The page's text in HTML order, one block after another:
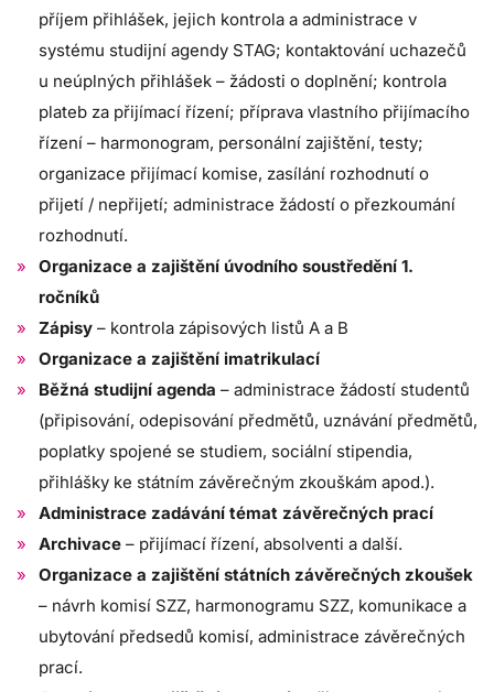
příjem přihlášek, jejich kontrola a administrace v
systému studijní agendy STAG; kontaktování uchazečů
u neúplných přihlášek – žádosti o doplnění; kontrola
plateb za přijímací řízení; příprava vlastního přijímacího
řízení – harmonogram, personální zajištění, testy;
organizace přijímací komise, zasílání rozhodnutí o
přijetí / nepřijetí; administrace žádostí o přezkoumání
rozhodnutí.
Organizace a zajištění úvodního soustředění 1.
ročníků
Zápisy – kontrola zápisových listů A a B
Organizace a zajištění imatrikulací
Běžná studijní agenda – administrace žádostí studentů
(připisování, odepisování předmětů, uznávání předmětů,
poplatky spojené se studiem, sociální stipendia,
přihlášky ke státním závěrečným zkouškám apod.).
Administrace zadávání témat závěrečných prací
Archivace – přijímací řízení, absolventi a další.
Organizace a zajištění státních závěrečných zkoušek
– návrh komisí SZZ, harmonogramu SZZ, komunikace a
ubytování předsedů komisí, administrace závěrečných
prací.